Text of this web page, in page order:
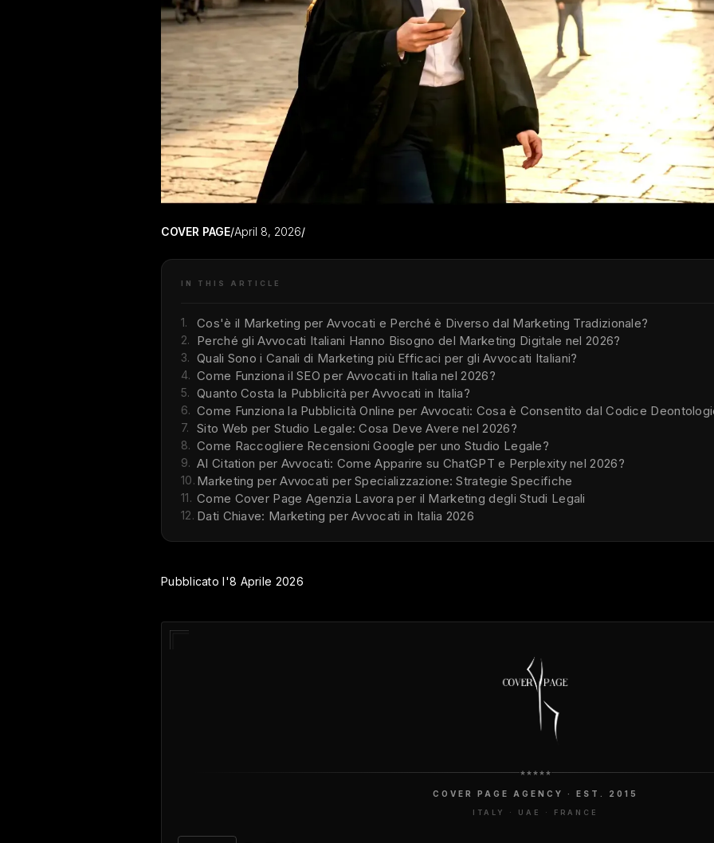
COVER PAGE/April 8, 2026/
IN THIS ARTICLE
1. Cos'è il Marketing per Avvocati e Perché è Diverso dal Marketing Tradizionale?
2. Perché gli Avvocati Italiani Hanno Bisogno del Marketing Digitale nel 2026?
3. Quali Sono i Canali di Marketing più Efficaci per gli Avvocati Italiani?
4. Come Funziona il SEO per Avvocati in Italia nel 2026?
5. Quanto Costa la Pubblicità per Avvocati in Italia?
6. Come Funziona la Pubblicità Online per Avvocati: Cosa è Consentito dal Codice
7. Sito Web per Studio Legale: Cosa Deve Avere nel 2026?
8. Come Raccogliere Recensioni Google per uno Studio Legale?
9. AI Citation per Avvocati: Come Apparire su ChatGPT e Perplexity nel 2026?
10. Marketing per Avvocati per Specializzazione: Strategie Specifiche
11. Come Cover Page Agenzia Lavora per il Marketing degli Studi Legali
12. Dati Chiave: Marketing per Avvocati in Italia 2026
Pubblicato l'8 Aprile 2026
COVER PAGE AGENCY · EST. 2015
ITALY · UAE · FRANCE